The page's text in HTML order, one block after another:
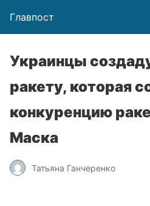
Главпост
Украинцы
ракету, которая
конкуренцию
Маска
Татьяна Ганчеренко